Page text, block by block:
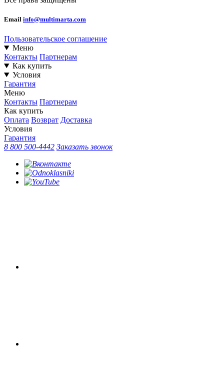
Email info@multimarta.com
Пользовательское соглашение
Меню
Контакты Партнерам
Как купить
Условия
Гарантия
Меню
Контакты Партнерам
Как купить
Оплата Возврат Доставка
Условия
Гарантия
8 800 500-4442 Заказать звонок